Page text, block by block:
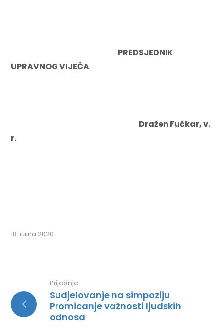
PREDSJEDNIK
UPRAVNOG VIJEĆA
Dražen Fučkar, v.
r.
18. rujna 2020.
Prijašnja
Sudjelovanje na simpoziju
Promicanje važnosti ljudskih
odnosa